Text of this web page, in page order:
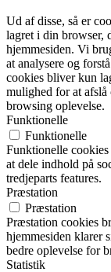
Ud af disse, så er
lagret i din browser,
hjemmesiden. Vi
at analysere og
cookies bliver kun
mulighed for at afslå
browsing oplevelse.
Funktionelle
Funktionelle
Funktionelle
at dele indhold på
tredjeparts features.
Præstation
Præstation
Præstation cookies
hjemmesiden klarer
bedre oplevelse for
Statistik